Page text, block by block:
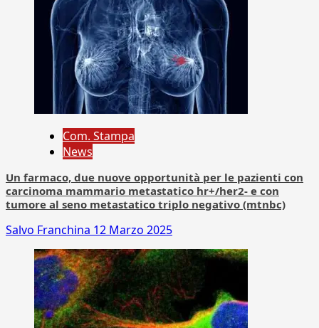
Com. Stampa
News
Un farmaco, due nuove opportunità per le pazienti con
carcinoma mammario metastatico hr+/her2- e con
tumore al seno metastatico triplo negativo (mtnbc)
Salvo Franchina 12 Marzo 2025